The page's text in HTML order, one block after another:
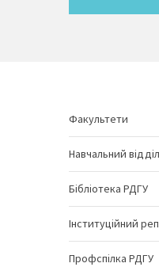
Факультети
Навчальний відділ
Бібліотека РДГУ
Інституційний
Профспілка РДГУ